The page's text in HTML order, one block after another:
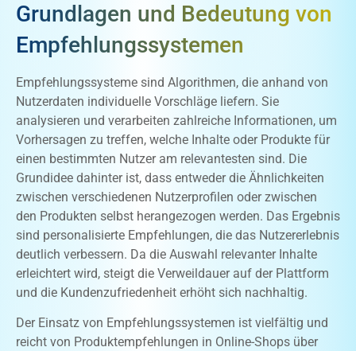
Grundlagen und Bedeutung von
Empfehlungssystemen
Empfehlungssysteme sind Algorithmen, die anhand von
Nutzerdaten individuelle Vorschläge liefern. Sie
analysieren und verarbeiten zahlreiche Informationen, um
Vorhersagen zu treffen, welche Inhalte oder Produkte für
einen bestimmten Nutzer am relevantesten sind. Die
Grundidee dahinter ist, dass entweder die Ähnlichkeiten
zwischen verschiedenen Nutzerprofilen oder zwischen
den Produkten selbst herangezogen werden. Das Ergebnis
sind personalisierte Empfehlungen, die das Nutzererlebnis
deutlich verbessern. Da die Auswahl relevanter Inhalte
erleichtert wird, steigt die Verweildauer auf der Plattform
und die Kundenzufriedenheit erhöht sich nachhaltig.
Der Einsatz von Empfehlungssystemen ist vielfältig und
reicht von Produktempfehlungen in Online-Shops über